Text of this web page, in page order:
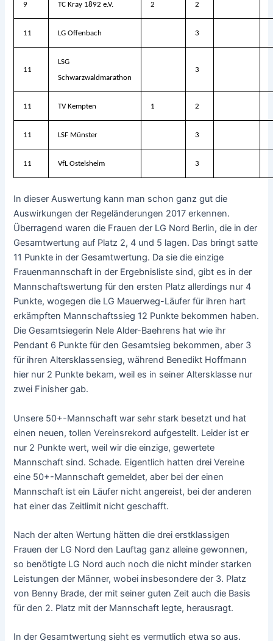
9 TC Kray 1892 e.V. 2 2
11 LG Offenbach 3
11
LSG
Schwarzwaldmarathon
3
11 TV Kempten 1 2
11 LSF Münster 3
11 VfL Ostelsheim 3
In dieser Auswertung kann man schon ganz gut die
Auswirkungen der Regeländerungen 2017 erkennen.
Überragend waren die Frauen der LG Nord Berlin, die in der
Gesamtwertung auf Platz 2, 4 und 5 lagen. Das bringt satte
11 Punkte in der Gesamtwertung. Da sie die einzige
Frauenmannschaft in der Ergebnisliste sind, gibt es in der
Mannschaftswertung für den ersten Platz allerdings nur 4
Punkte, wogegen die LG Mauerweg-Läufer für ihren hart
erkämpften Mannschaftssieg 12 Punkte bekommen haben.
Die Gesamtsiegerin Nele Alder-Baehrens hat wie ihr
Pendant 6 Punkte für den Gesamtsieg bekommen, aber 3
für ihren Altersklassensieg, während Benedikt Hoffmann
hier nur 2 Punkte bekam, weil es in seiner Altersklasse nur
zwei Finisher gab.
Unsere 50+-Mannschaft war sehr stark besetzt und hat
einen neuen, tollen Vereinsrekord aufgestellt. Leider ist er
nur 2 Punkte wert, weil wir die einzige, gewertete
Mannschaft sind. Schade. Eigentlich hatten drei Vereine
eine 50+-Mannschaft gemeldet, aber bei der einen
Mannschaft ist ein Läufer nicht angereist, bei der anderen
hat einer das Zeitlimit nicht geschafft.
Nach der alten Wertung hätten die drei erstklassigen
Frauen der LG Nord den Lauftag ganz alleine gewonnen,
so benötigte LG Nord auch noch die nicht minder starken
Leistungen der Männer, wobei insbesondere der 3. Platz
von Benny Brade, der mit seiner guten Zeit auch die Basis
für den 2. Platz mit der Mannschaft legte, herausragt.
In der Gesamtwertung sieht es vermutlich etwa so aus.